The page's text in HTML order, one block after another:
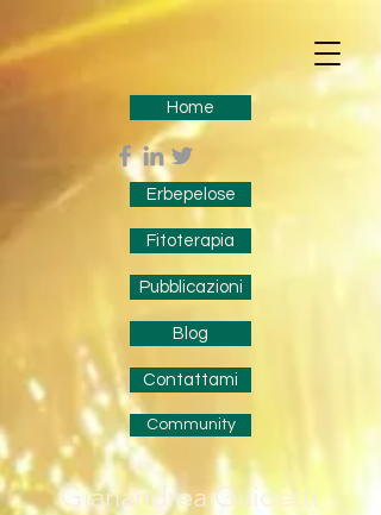
Home
Erbepelose
Fitoterapia
Pubblicazioni
Blog
Gianandrea Guidetti
Contattami
Community